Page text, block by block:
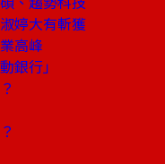
婷大有斬獲
高峰
銀行」